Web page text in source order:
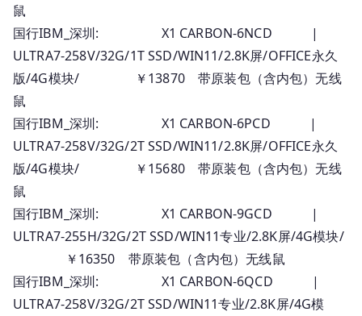
鼠
国行IBM_深圳: X1 CARBON-6NCD |
ULTRA7-258V/32G/1T SSD/WIN11/2.8K屏/OFFICE永久
版/4G模块/ ￥13870 带原装包（含内包）无线
鼠
国行IBM_深圳: X1 CARBON-6PCD |
ULTRA7-258V/32G/2T SSD/WIN11/2.8K屏/OFFICE永久
版/4G模块/ ￥15680 带原装包（含内包）无线
鼠
国行IBM_深圳: X1 CARBON-9GCD |
ULTRA7-255H/32G/2T SSD/WIN11专业/2.8K屏/4G模块/
￥16350 带原装包（含内包）无线鼠
国行IBM_深圳: X1 CARBON-6QCD |
ULTRA7-258V/32G/2T SSD/WIN11专业/2.8K屏/4G模